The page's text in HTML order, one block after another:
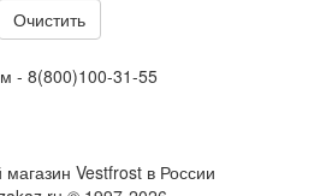
Очистить
- 8(800)100-31-55
Vestfrost в России